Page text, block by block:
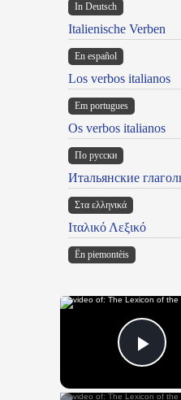
In Deutsch
Italienische Verben
En español
Los verbos italianos
Em portugues
Os verbos italianos
По русски
Итальянские
Στα ελληνικά
Ιταλικό Λεξικό
Ën piemontèis